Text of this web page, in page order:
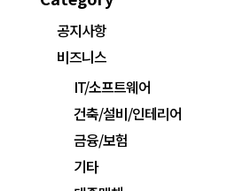
공지사항
비즈니스
IT/소프트웨어
건축/설비/인테리어
금융/보험
기타